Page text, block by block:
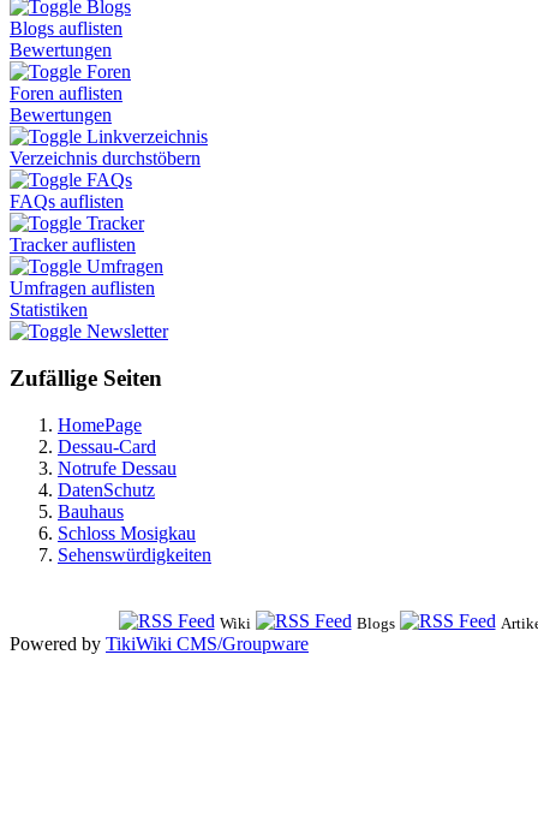
Blogs
Blogs auflisten
Bewertungen
Foren
Foren auflisten
Bewertungen
Linkverzeichnis
Verzeichnis durchstöbern
FAQs
FAQs auflisten
Tracker
Tracker auflisten
Umfragen
Umfragen auflisten
Statistiken
Newsletter
Zufällige Seiten
HomePage
Dessau-Card
Notrufe Dessau
DatenSchutz
Bauhaus
Schloss Mosigkau
Sehenswürdigkeiten
Wiki Blogs
Powered by TikiWiki CMS/Groupware